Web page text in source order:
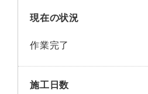
現在の状況
作業完了
施工日数